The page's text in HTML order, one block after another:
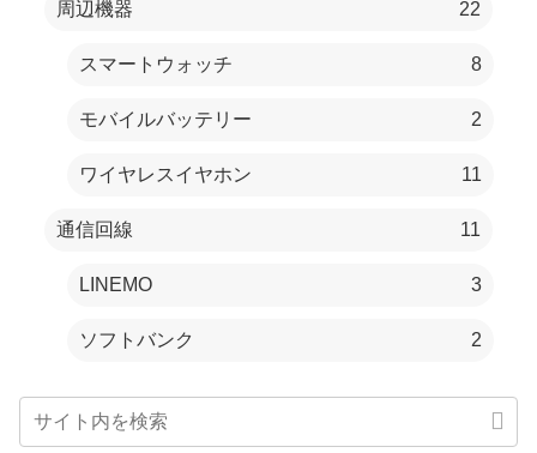
周辺機器 22
スマートウォッチ 8
モバイルバッテリー 2
ワイヤレスイヤホン 11
通信回線 11
LINEMO 3
ソフトバンク 2